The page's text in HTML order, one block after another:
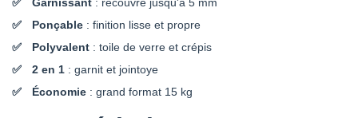
Ponçable : finition lisse et propre
Polyvalent : toile de verre et crépis
2 en 1 : garnit et jointoye
Économie : grand format 15 kg